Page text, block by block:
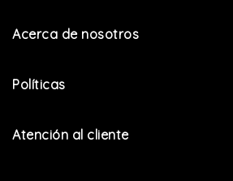
Acerca de nosotros
Políticas
Atención al cliente